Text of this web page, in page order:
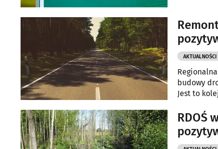
AKTUALNOŚCI
budowy
Jest to
RDOŚ